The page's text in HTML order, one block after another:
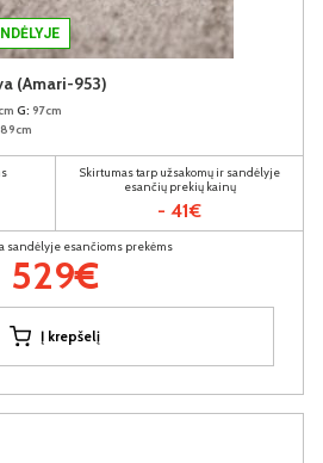
(Amari-953)
G: 97cm
Skirtumas tarp užsakomų ir sandėlyje
esančių prekių kainų
- 41€
sandėlyje esančioms prekėms
529€
Į krepšelį